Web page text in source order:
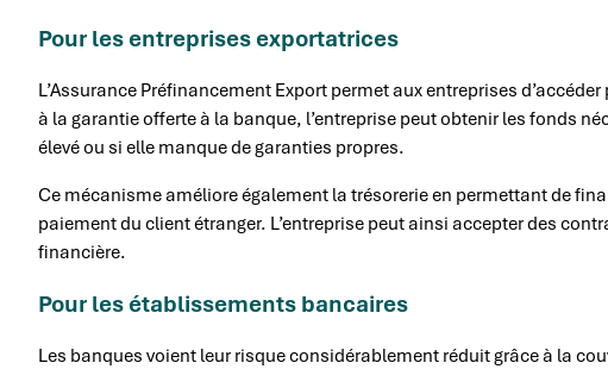
Pour les entreprises exportatrices
L’Assurance Préfinancement Export permet aux entreprises
à la garantie offerte à la banque, l’entreprise peut obtenir les fonds
élevé ou si elle manque de garanties propres.
Ce mécanisme améliore également la trésorerie en permettant de
paiement du client étranger. L’entreprise peut ainsi accepter des
financière.
Pour les établissements bancaires
Les banques voient leur risque considérablement réduit grâce à la